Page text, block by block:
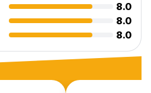
8.0
8.0
8.0